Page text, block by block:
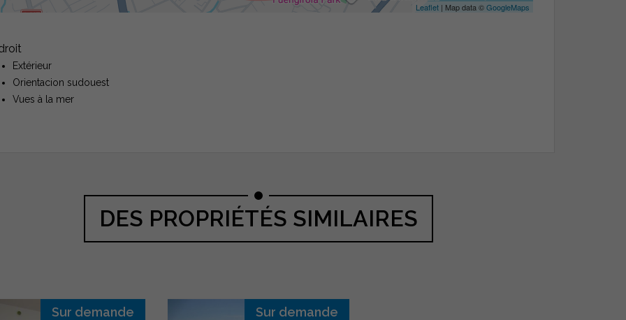
Leaflet | Map data ©GoogleMaps
Extérieur
Orientacion sudouest
Vues à la mer
DES PROPRIÉTÉS SIMILAIRES
Sur demande Sur demande